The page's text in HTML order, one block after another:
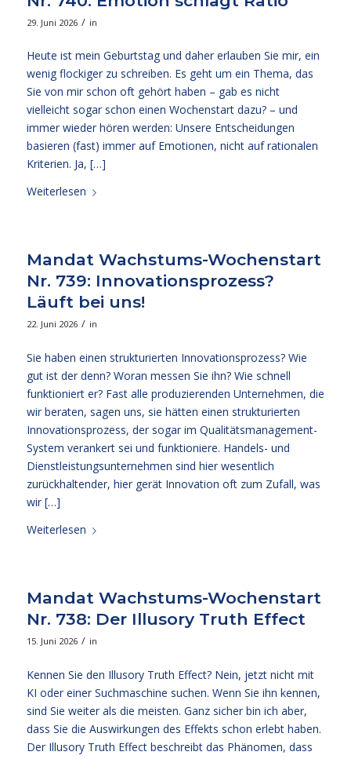
29. Juni 2026 / in
Heute ist mein Geburtstag und daher erlauben Sie mir, ein
wenig flockiger zu schreiben. Es geht um ein Thema, das
Sie von mir schon oft gehört haben – gab es nicht
vielleicht sogar schon einen Wochenstart dazu? – und
immer wieder hören werden: Unsere Entscheidungen
basieren (fast) immer auf Emotionen, nicht auf rationalen
Kriterien. Ja, […]
Weiterlesen
Mandat Wachstums-Wochenstart
Nr. 739: Innovationsprozess?
Läuft bei uns!
22. Juni 2026 / in
Sie haben einen strukturierten Innovationsprozess? Wie
gut ist der denn? Woran messen Sie ihn? Wie schnell
funktioniert er? Fast alle produzierenden Unternehmen, die
wir beraten, sagen uns, sie hätten einen strukturierten
Innovationsprozess, der sogar im Qualitätsmanagement-
System verankert sei und funktioniere. Handels- und
Dienstleistungsunternehmen sind hier wesentlich
zurückhaltender, hier gerät Innovation oft zum Zufall, was
wir […]
Weiterlesen
Mandat Wachstums-Wochenstart
Nr. 738: Der Illusory Truth Effect
15. Juni 2026 / in
Kennen Sie den Illusory Truth Effect? Nein, jetzt nicht mit
KI oder einer Suchmaschine suchen. Wenn Sie ihn kennen,
sind Sie weiter als die meisten. Ganz sicher bin ich aber,
dass Sie die Auswirkungen des Effekts schon erlebt haben.
Der Illusory Truth Effect beschreibt das Phänomen, dass